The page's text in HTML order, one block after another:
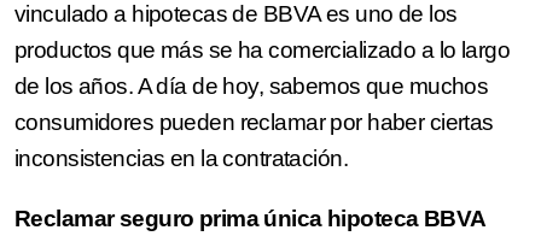
vinculado a hipotecas de BBVA es uno de los
productos que más se ha comercializado a lo largo
de los años. A día de hoy, sabemos que muchos
consumidores pueden reclamar por haber ciertas
inconsistencias en la contratación.
Reclamar seguro prima única hipoteca BBVA